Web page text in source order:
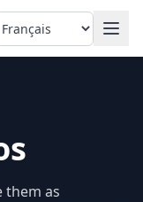
them as